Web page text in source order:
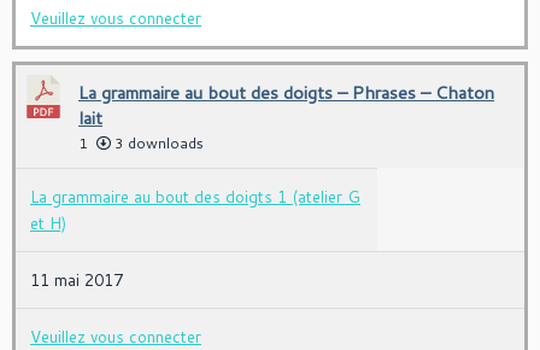
Veuillez vous connecter
La grammaire au bout des doigts – Phrases – Chaton
lait
1 3 downloads
La grammaire au bout des doigts 1 (atelier G
et H)
11 mai 2017
Veuillez vous connecter